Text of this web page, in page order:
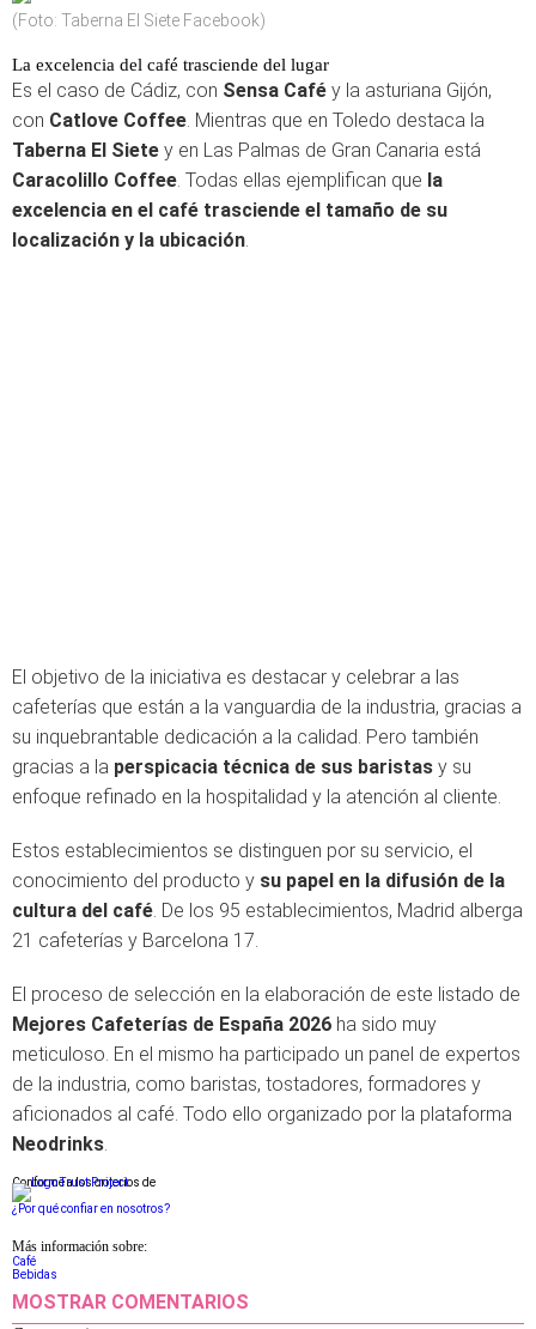
(Foto: Taberna El Siete Facebook)
La excelencia del café trasciende del lugar
Es el caso de Cádiz, con Sensa Café y la asturiana Gijón,
con Catlove Coffee. Mientras que en Toledo destaca la
Taberna El Siete y en Las Palmas de Gran Canaria está
Caracolillo Coffee. Todas ellas ejemplifican que la
excelencia en el café trasciende el tamaño de su
localización y la ubicación.
El objetivo de la iniciativa es destacar y celebrar a las
cafeterías que están a la vanguardia de la industria, gracias a
su inquebrantable dedicación a la calidad. Pero también
gracias a la perspicacia técnica de sus baristas y su
enfoque refinado en la hospitalidad y la atención al cliente.
Estos establecimientos se distinguen por su servicio, el
conocimiento del producto y su papel en la difusión de la
cultura del café. De los 95 establecimientos, Madrid alberga
21 cafeterías y Barcelona 17.
El proceso de selección en la elaboración de este listado de
Mejores Cafeterías de España 2026 ha sido muy
meticuloso. En el mismo ha participado un panel de expertos
de la industria, como baristas, tostadores, formadores y
aficionados al café. Todo ello organizado por la plataforma
Neodrinks.
Conforme a los criterios de
¿Por qué confiar en nosotros?
Más información sobre:
Café
Bebidas
MOSTRAR COMENTARIOS